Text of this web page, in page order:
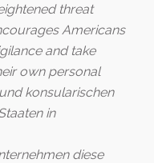
threat
Americans
and take
own personal
konsularischen
in
diese